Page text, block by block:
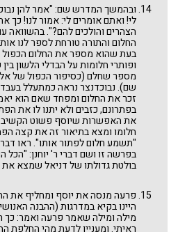
וירא
לך־לך
נח
בראשית
זאת-הברכה
האזינו
וילך
ניצבים
כי־תבוא
כי־תצא
שפטים
ראה
עקב
ואתחנן
דברים
מסעי
ובהמשך המדרש שם: "אמר להן
לי! ואתם אומרים לי: אמור לנו!
הצהרים והולכים להם?". בהשוואה
החלום והתורה טורחת לספר לנו
בעת שהוא מספר את החלום הכפול
ופותרי חלומות על הבדלי הלשון
מספר שחלם (כסיפור הכפול של
שם). נבוכדנצר נראה כמתעלל
זכר את החלום ומפחד שאם הוא
בפתרונם, כזבים ולא יתנו לו את
את האפשרות שיוסף פשוט
חלומו ומצא בתיאור זה את קצה
"תשמע חלום לפתור אותו". ראו
בפרשה זו ושם דברי ר' יוחנן: "הכל
בולטת גדולתו של דניאל שמצא את
פרעה מנסה את יוסף ומחליף את
היינו בקיא במדרגות (ההבנה
מילה ומילה שאמר פרעה ואמר: כך
ראיתי. ומעניין לדעת מהי החלפת